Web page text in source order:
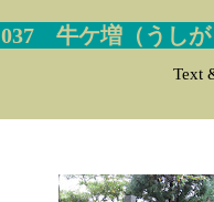
037 牛ケ増（うし
Text